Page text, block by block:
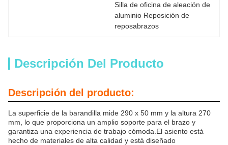
Silla de oficina de aleación de
aluminio Reposición de
reposabrazos
Descripción Del Producto
Descripción del producto:
La superficie de la barandilla mide 290 x 50 mm y la altura 270
mm, lo que proporciona un amplio soporte para el brazo y
garantiza una experiencia de trabajo cómoda.El asiento está
hecho de materiales de alta calidad y está diseñado